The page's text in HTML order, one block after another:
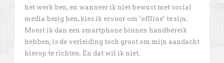
het werk ben, en wanneer ik niet bewust met social
media bezig ben, kies ik ervoor om ‘offline’ te zijn.
Moest ik dan een smartphone binnen handbereik
hebben, is de verleiding toch groot om mijn aandacht
hierop te richten. En dat wil ik niet.